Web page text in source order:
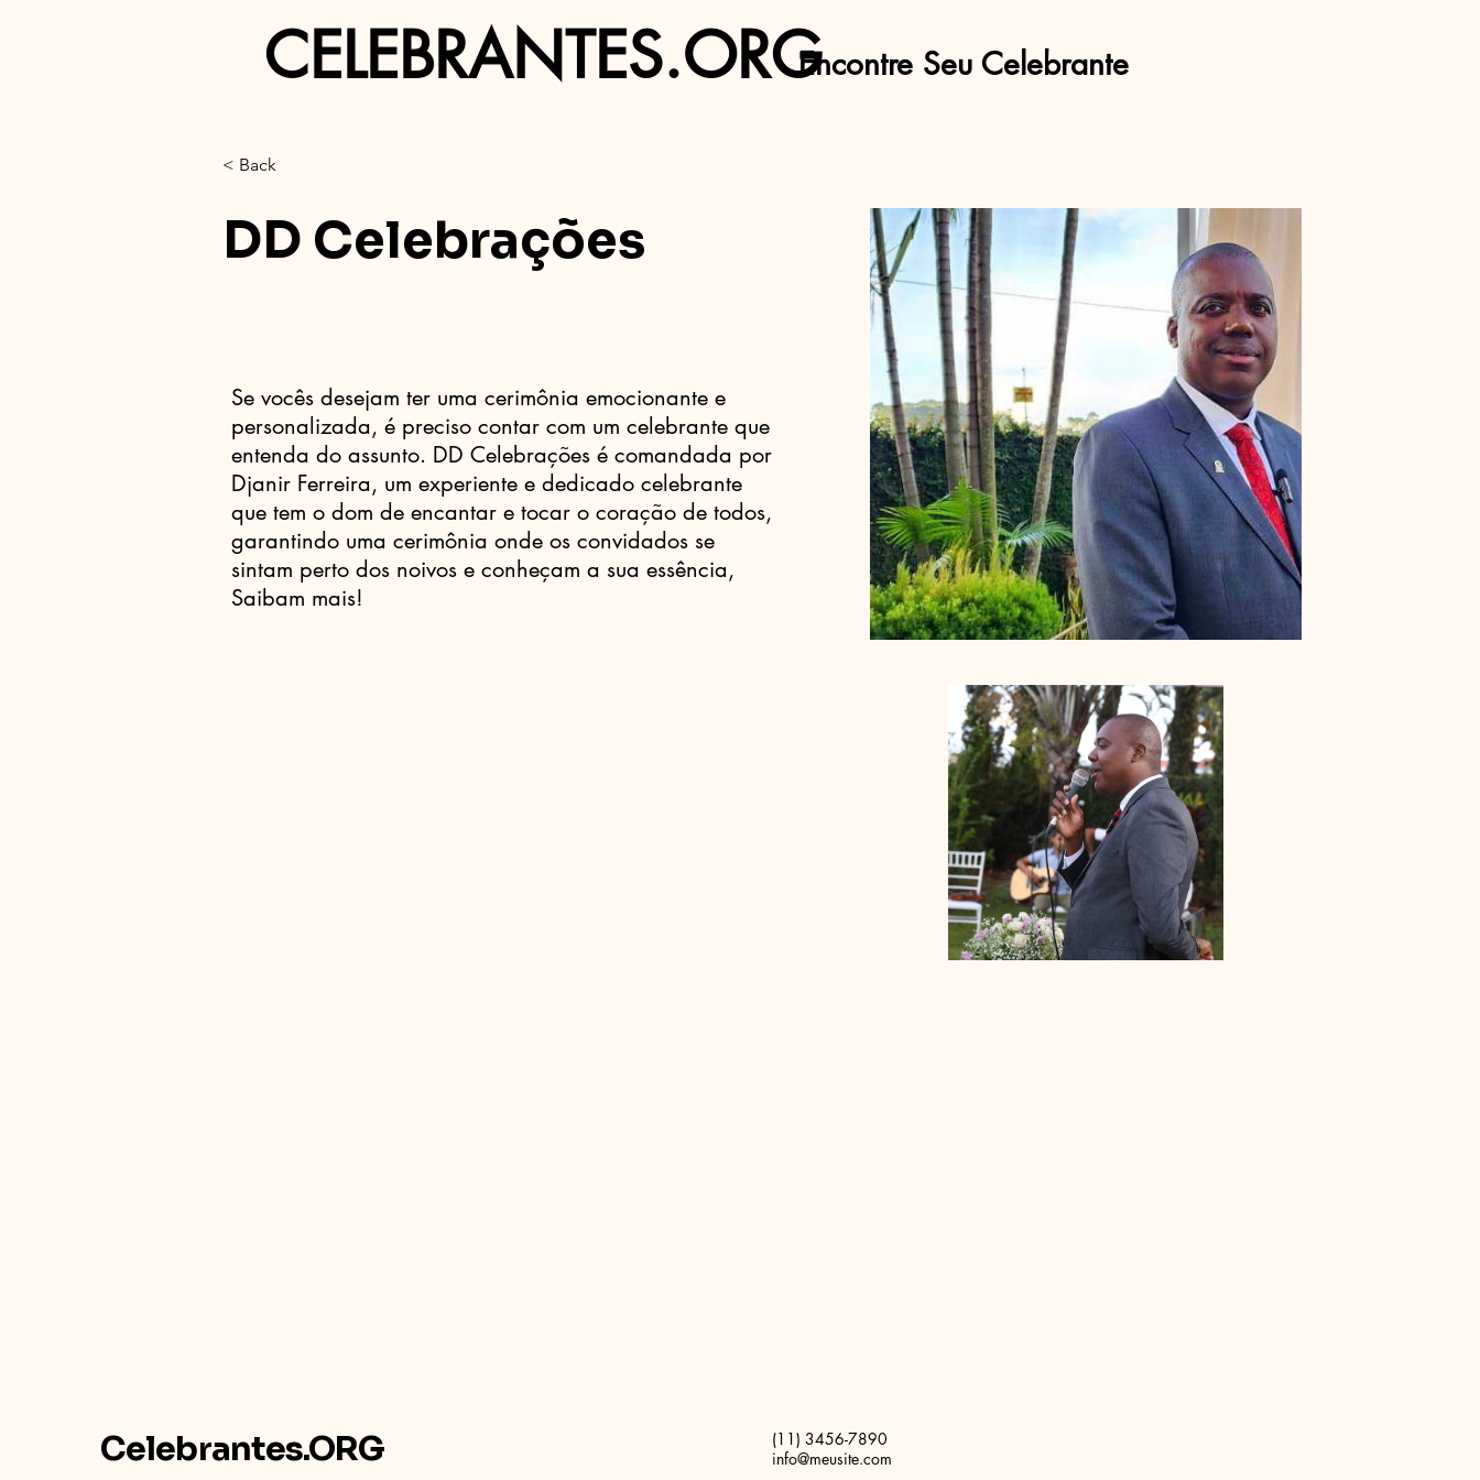
CELEBRANTES.ORGEncontre Seu Celebrante
< Back
DD Celebrações
Se vocês desejam ter uma cerimônia emocionante e
personalizada, é preciso contar com um celebrante que
entenda do assunto. DD Celebrações é comandada por
Djanir Ferreira, um experiente e dedicado celebrante
que tem o dom de encantar e tocar o coração de todos,
garantindo uma cerimônia onde os convidados se
sintam perto dos noivos e conheçam a sua essência,
Saibam mais!
Celebrantes.ORG
(11) 3456-7890
info@meusite.com